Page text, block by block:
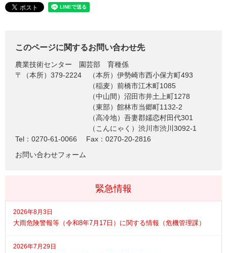
このページに関するお問い合わせ先
農業技術センター
園芸部 育種係
〒（本所）379-2224
（本所）伊勢崎市西小保方町493
（稲麦）前橋市江木町1085
（中山間）沼田市井土上町1278
（東部）館林市当郷町1132-2
（高冷地）吾妻郡嬬恋村田代301
（こんにゃく）渋川市渋川3092-1
Tel：0270-61-0066
Fax：0270-20-2816
お問い合わせフォーム
緊急情報
2026年8月3日
大雨危険警報等（令和8年7月17日）に関する情報（危機管理課）
2026年7月29日